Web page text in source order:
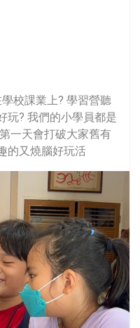
校課業上? 學習營聽
玩? 我們的小學員都是
一天會打破大家舊有
的又燒腦好玩活